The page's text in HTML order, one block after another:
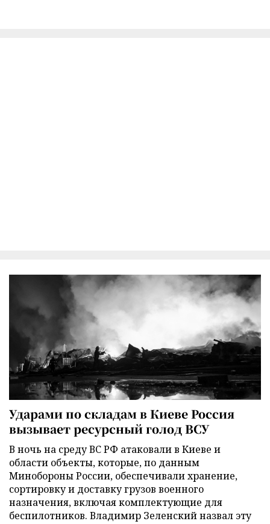
Ударами по складам в Киеве Россия
вызывает ресурсный голод ВСУ
В ночь на среду ВС РФ атаковали в Киеве и
области объекты, которые, по данным
Минобороны России, обеспечивали хранение,
сортировку и доставку грузов военного
назначения, включая комплектующие для
беспилотников. Владимир Зеленский назвал эту